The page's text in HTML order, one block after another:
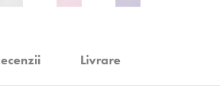
Livrare